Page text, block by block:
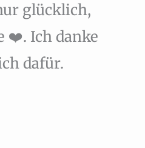
glücklich,
❤️. Ich danke
dafür.